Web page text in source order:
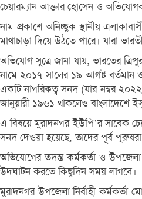
চেয়ারম্যান আক্তার হোসেন ও
নাম প্রকাশে অনিচ্ছুক স্থানীয়
মাথাচাড়া দিয়ে উঠতে পারে। যারা
অভিযোগ সুত্রে জানা যায়, ভারতের
নামে ২০১৭ সালের ১৯ আগষ্ট বর্তমান
একটি নাগরিকত্ব সনদ (যার নম্বর
জানুয়ারী ১৯৬১ থাকলেও বাংলাদেশে
এ বিষয়ে মুরাদনগর ইউপি’র সাবেক
সনদ দেওয়া হয়েছে, তাদের পূর্ব
অভিযোগের তদন্ত কর্মকর্তা ও
উদঘাটন করতে কিছুদিন সময় লাগবে।
মুরাদনগর উপজেলা নির্বাহী